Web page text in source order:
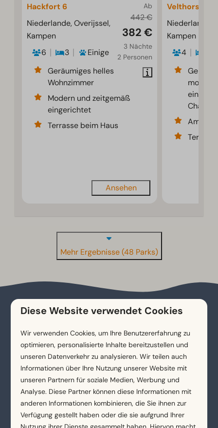
Ab
442 €
382 €
3 Nächte
2 Personen
Hackfort 6
Niederlande, Overijssel,
Kampen
6
3
Einige
Geräumiges helles
Wohnzimmer
Modern und zeitgemäß
eingerichtet
Terrasse beim Haus
Ansehen
Velthorst 4
Niederlande,
Kampen
4
modern
Chalet
Am
Mehr Ergebnisse (48 Parks)
Wohin zieht es dich bei
deinem nächsten
Wochenendurlaub?
Bei EuroParcs entscheidest du selbst, wie weit du
über die Grenzen hinauswillst. Unsere Parks findest
du an den unterschiedlichsten Orten: von den
Bergen inÖsterreichund den Wäldern in
Diese Website verwendet Cookies
Wir verwenden Cookies, um Ihre Benutzererfahrung zu
optimieren, personalisierte Inhalte bereitzustellen und
unseren Datenverkehr zu analysieren. Wir teilen auch
Informationen über Ihre Nutzung unserer Website mit
unseren Partnern für soziale Medien, Werbung und
Analyse. Diese Partner können diese Informationen mit
anderen Informationen kombinieren, die Sie ihnen zur
Verfügung gestellt haben oder die sie aufgrund Ihrer